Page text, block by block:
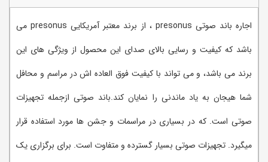
اجاره باند صوتی presonus ، از برند معتبر آمریکایی presonus می
باشد که کیفیت و رسایی بالای صدای این محصول از ویژگی های این
برند می باشد، و می تواند با کیفیت فوق العاده اش در مراسم و محافل
شما هیجان به یاد ماندنی را نمایان کند.باند صوتی ازجمله تجهیزات
صوتی است. که در بسیاری در مراسمات و جشن ها مورد استفاده قرار
میگیرد. تجهیزات صوتی بسیار گسترده و متفاوت است. برای برگزاری یک